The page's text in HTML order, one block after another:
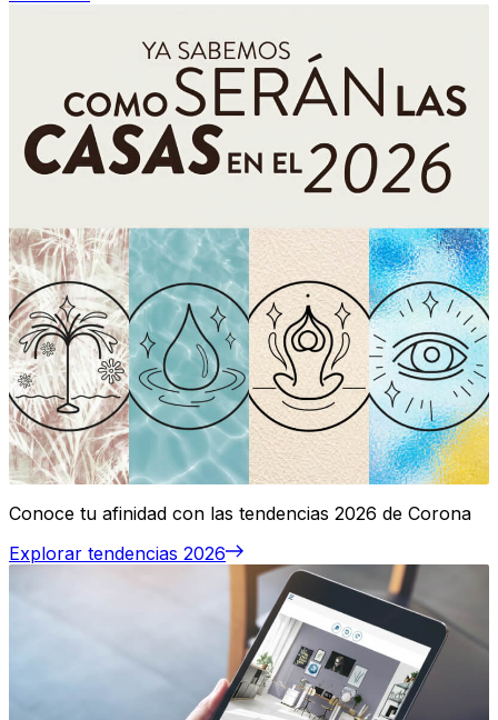
Conoce tu afinidad con las tendencias 2026 de Corona
Explorar tendencias 2026